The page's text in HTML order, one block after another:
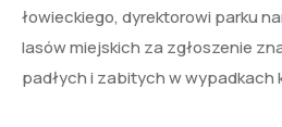
łowieckiego, dyrektorowi parku
lasów miejskich za zgłoszenie
padłych i zabitych w wypadkach